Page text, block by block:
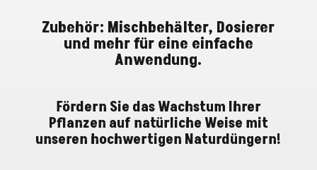
Zubehör: Mischbehälter, Dosierer
und mehr für eine einfache
Anwendung.
Fördern Sie das Wachstum Ihrer
Pflanzen auf natürliche Weise mit
unseren hochwertigen Naturdüngern!